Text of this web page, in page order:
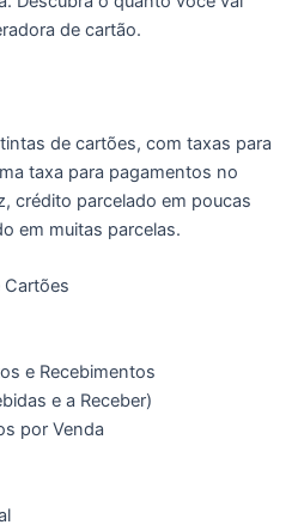
de cartão.
de cartões, com taxas para
taxa para pagamentos no
crédito parcelado em poucas
em muitas parcelas.
Cartões
e Recebimentos
e a Receber)
por Venda